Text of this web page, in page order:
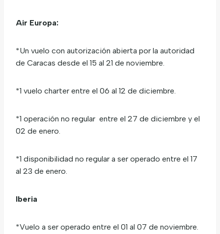
Air Europa:
*Un vuelo con autorización abierta por la autoridad
de Caracas desde el 15 al 21 de noviembre.
*1 vuelo charter entre el 06 al 12 de diciembre.
*1 operación no regular entre el 27 de diciembre y el
02 de enero.
*1 disponibilidad no regular a ser operado entre el 17
al 23 de enero.
Iberia
*Vuelo a ser operado entre el 01 al 07 de noviembre.